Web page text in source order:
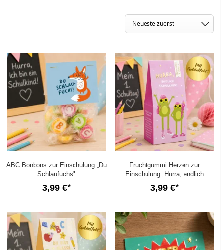
ABC Bonbons zur Einschulung „Du
Schlaufuchs"
3,99 €
Fruchtgummi Herzen zur
Einschulung „Hurra, endlich
Schulkind“
3,99 €